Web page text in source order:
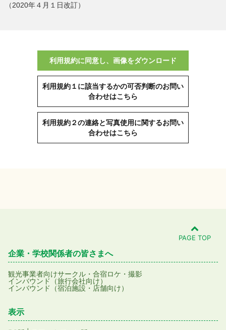
（2020年４月１日改訂）
利用規約に同意し、画像をダウンロード
利用規約１に該当するかの可否判断のお問い
合わせはこちら
利用規約２の連絡と写真使用に関するお問い
合わせはこちら
PAGE TOP
企業・学校関係者の皆さまへ
観光事業者向けサークル・合宿ロケ・撮影
インバウンド（旅行会社向け）
インバウンド（宿泊施設・店舗向け）
表示